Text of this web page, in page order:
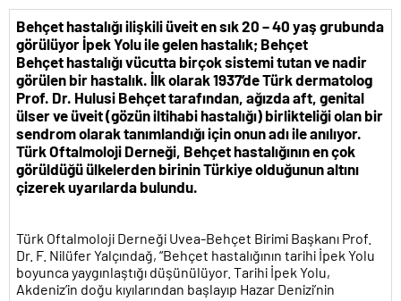
Behçet hastalığı ilişkili üveit en sık 20 – 40 yaş grubunda
görülüyor İpek Yolu ile gelen hastalık; Behçet
Behçet hastalığı vücutta birçok sistemi tutan ve nadir
görülen bir hastalık. İlk olarak 1937’de Türk dermatolog
Prof. Dr. Hulusi Behçet tarafından, ağızda aft, genital
ülser ve üveit (gözün iltihabi hastalığı) birlikteliği olan bir
sendrom olarak tanımlandığı için onun adı ile anılıyor.
Türk Oftalmoloji Derneği, Behçet hastalığının en çok
görüldüğü ülkelerden birinin Türkiye olduğunun altını
çizerek uyarılarda bulundu.
Türk Oftalmoloji Derneği Uvea-Behçet Birimi Başkanı Prof.
Dr. F. Nilüfer Yalçındağ, “Behçet hastalığının tarihi İpek Yolu
boyunca yaygınlaştığı düşünülüyor. Tarihi İpek Yolu,
Akdeniz’in doğu kıyılarından başlayıp Hazar Denizi’nin